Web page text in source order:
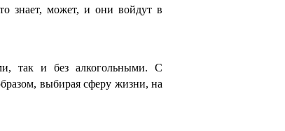
знает, может, и они войдут в
так и без алкогольными. С
выбирая сферу жизни, на